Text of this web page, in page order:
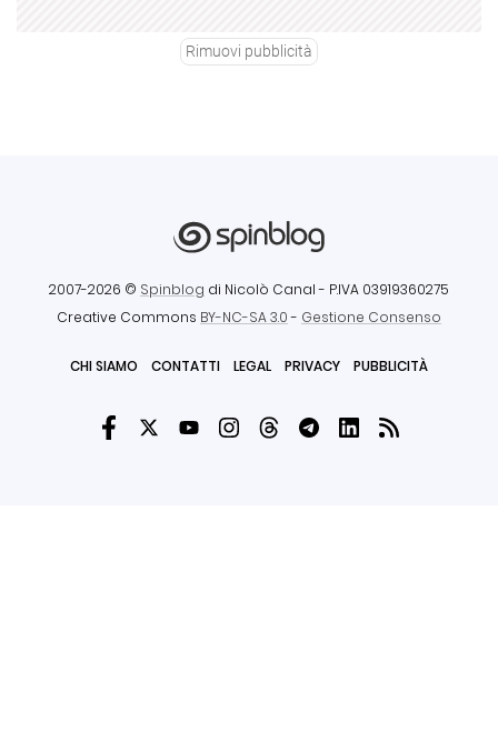
Rimuovi pubblicità
2007-2026 © Spinblog di Nicolò Canal - P.IVA 03919360275
Creative Commons BY-NC-SA 3.0- Gestione Consenso
CHI SIAMO CONTATTI LEGAL PRIVACY PUBBLICITÀ